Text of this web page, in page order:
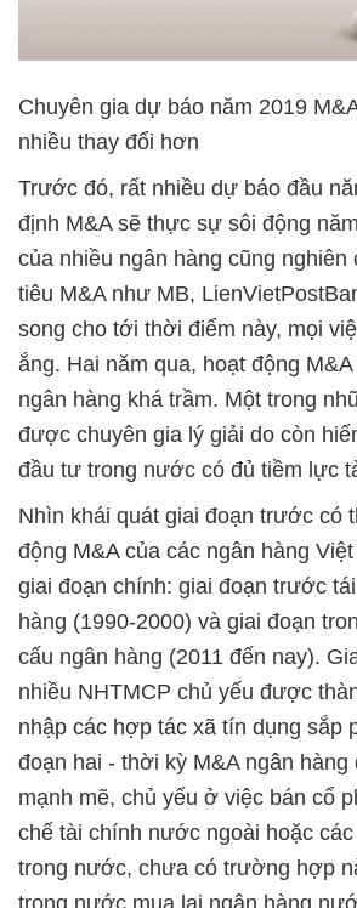
Chuyên gia dự báo năm 2019
nhiều thay đổi hơn
Trước đó, rất nhiều dự báo đầu
định M&A sẽ thực sự sôi động
của nhiều ngân hàng cũng
tiêu M&A như MB,
song cho tới thời điểm này, mọi
ắng. Hai năm qua, hoạt động
ngân hàng khá trầm. Một trong
được chuyên gia lý giải do còn
đầu tư trong nước có đủ tiềm lực
Nhìn khái quát giai đoạn trước có
động M&A của các ngân hàng
giai đoạn chính: giai đoạn trước
hàng (1990-2000) và giai đoạn
cấu ngân hàng (2011 đến nay).
nhiều NHTMCP chủ yếu được
nhập các hợp tác xã tín dụng sắp
đoạn hai - thời kỳ M&A ngân
mạnh mẽ, chủ yếu ở việc bán cổ
chế tài chính nước ngoài hoặc
trong nước, chưa có trường hợp